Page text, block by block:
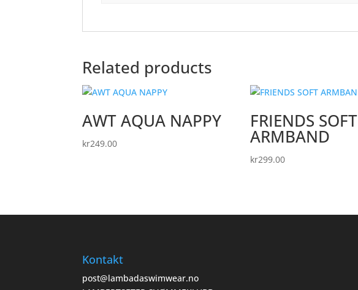
Related products
AWT AQUA NAPPY
kr249.00
FRIENDS SOFT
ARMBAND
kr299.00
Kontakt
post@lambadaswimwear.no